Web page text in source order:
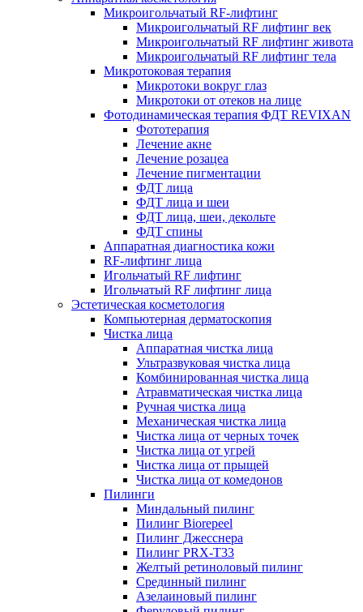
Микроигольчатый RF-лифтинг
Микроигольчатый RF лифтинг век
Микроигольчатый RF лифтинг живота
Микроигольчатый RF лифтинг тела
Микротоковая терапия
Микротоки вокруг глаз
Микротоки от отеков на лице
Фотодинамическая терапия ФДТ REVIXAN
Фототерапия
Лечение акне
Лечение розацеа
Лечение пигментации
ФДТ лица
ФДТ лица и шеи
ФДТ лица, шеи, декольте
ФДТ спины
Аппаратная диагностика кожи
RF-лифтинг лица
Игольчатый RF лифтинг
Игольчатый RF лифтинг лица
Эстетическая косметология
Компьютерная дерматоскопия
Чистка лица
Аппаратная чистка лица
Ультразвуковая чистка лица
Комбинированная чистка лица
Атравматическая чистка лица
Ручная чистка лица
Механическая чистка лица
Чистка лица от черных точек
Чистка лица от угрей
Чистка лица от прыщей
Чистка лица от комедонов
Пилинги
Миндальный пилинг
Пилинг Biorepeel
Пилинг Джесснера
Пилинг PRX-T33
Желтый ретиноловый пилинг
Срединный пилинг
Азелаиновый пилинг